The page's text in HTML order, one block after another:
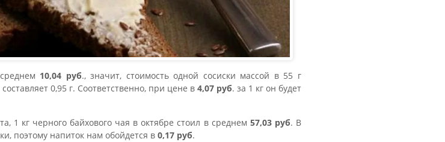
10,04 руб., значит, стоимость одной сосиски массой в 55 г
0,95 г. Соответственно, при цене в 4,07 руб. за 1 кг он будет
1 кг черного байхового чая в октябре стоил в среднем 57,03 руб. В
поэтому напиток нам обойдется в 0,17 руб.